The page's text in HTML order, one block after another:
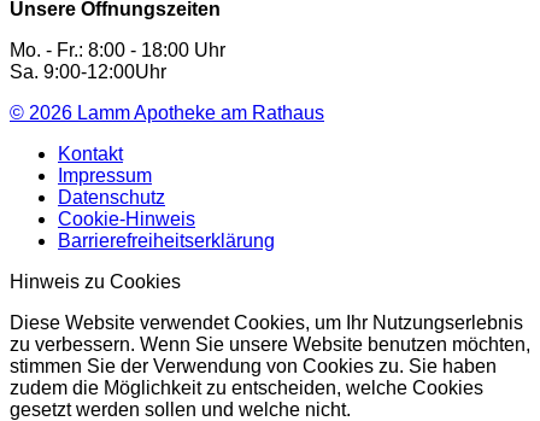
Unsere Öffnungszeiten
Mo. - Fr.: 8:00 - 18:00 Uhr
Sa. 9:00-12:00Uhr
© 2026 Lamm Apotheke am Rathaus
Kontakt
Impressum
Datenschutz
Cookie-Hinweis
Barrierefreiheitserklärung
Hinweis zu Cookies
Diese Website verwendet Cookies, um Ihr Nutzungserlebnis
zu verbessern. Wenn Sie unsere Website benutzen möchten,
stimmen Sie der Verwendung von Cookies zu. Sie haben
zudem die Möglichkeit zu entscheiden, welche Cookies
gesetzt werden sollen und welche nicht.